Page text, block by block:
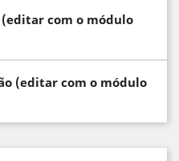
com o módulo
(editar com o módulo